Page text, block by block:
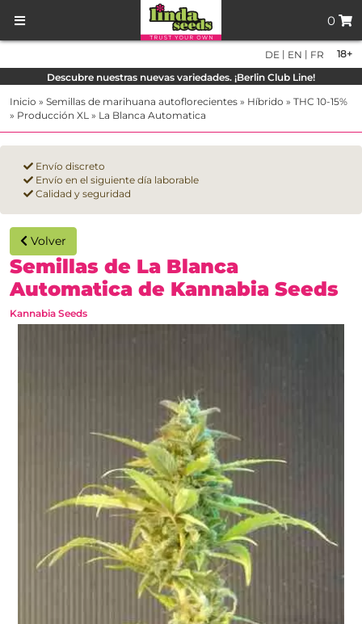
0
18+
DE | EN | FR
Descubre nuestras nuevas variedades. ¡Berlin Club Line!
Inicio » Semillas de marihuana autoflorecientes » Híbrido » THC 10-15%
» Producción XL » La Blanca Automatica
Envío discreto
Envío en el siguiente día laborable
Calidad y seguridad
Volver
Semillas de La Blanca
Automatica de Kannabia Seeds
Kannabia Seeds